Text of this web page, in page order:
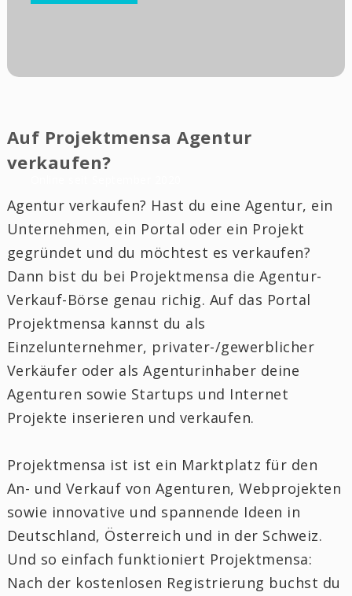
Auf Projektmensa Agentur
verkaufen?
Agentur verkaufen? Hast du eine Agentur, ein
Unternehmen, ein Portal oder ein Projekt
gegründet und du möchtest es verkaufen?
Dann bist du bei Projektmensa die Agentur-
Verkauf-Börse genau richig. Auf das Portal
Projektmensa kannst du als
Einzelunternehmer, privater-/gewerblicher
Verkäufer oder als Agenturinhaber deine
Agenturen sowie Startups und Internet
Projekte inserieren und verkaufen.
Projektmensa ist ist ein Marktplatz für den
An- und Verkauf von Agenturen, Webprojekten
sowie innovative und spannende Ideen in
Deutschland, Österreich und in der Schweiz.
Und so einfach funktioniert Projektmensa:
Nach der kostenlosen Registrierung buchst du